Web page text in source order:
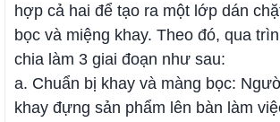
hợp cả hai để tạo ra một lớp dán
bọc và miệng khay. Theo đó, qua
chia làm 3 giai đoạn như sau:
a. Chuẩn bị khay và màng bọc:
khay đựng sản phẩm lên bàn làm